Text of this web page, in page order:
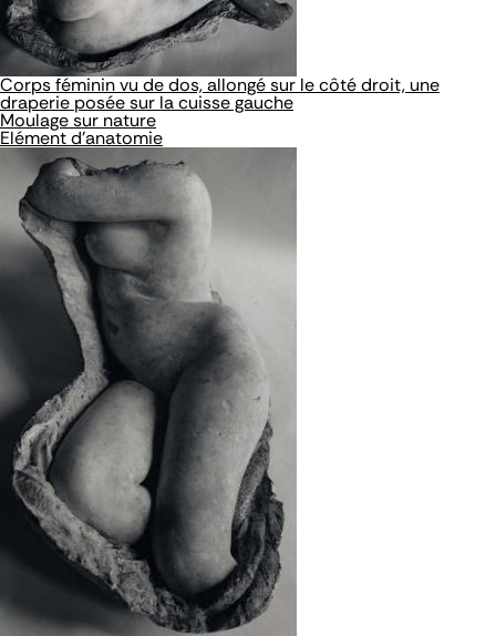
Corps féminin vu de dos, allongé sur le côté droit, une
draperie posée sur la cuisse gauche
Moulage sur nature
Elément d'anatomie